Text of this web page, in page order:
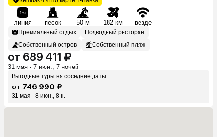
линия песок 50 м 182 км везде
Премиальный отдых
Подводный ресторан
Собственный остров
Собственный пляж
от 689 411 ₽
31 мая - 7 июн., 7 ночей
Выгодные туры на соседние даты
от 746 990 ₽
31 мая - 8 июн., 8 н.